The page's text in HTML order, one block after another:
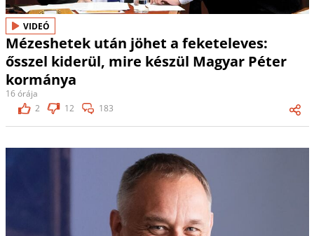
VIDEÓ
Mézeshetek után jöhet a feketeleves:
ősszel kiderül, mire készül Magyar Péter
kormánya
16 órája
2
12 183